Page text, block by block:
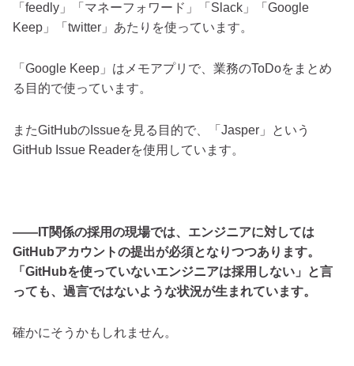
「feedly」「マネーフォワード」「Slack」「Google
Keep」「twitter」あたりを使っています。
「Google Keep」はメモアプリで、業務のToDoをまとめ
る目的で使っています。
またGitHubのIssueを見る目的で、「Jasper」という
GitHub Issue Readerを使用しています。
――IT関係の採用の現場では、エンジニアに対しては
GitHubアカウントの提出が必須となりつつあります。
「GitHubを使っていないエンジニアは採用しない」と言
っても、過言ではないような状況が生まれています。
確かにそうかもしれません。